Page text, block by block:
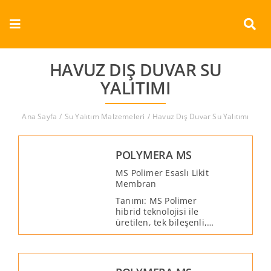
Toggle
Navigation
Kurumsal
İletişim
HAVUZ DIŞ DUVAR SU
YALITIMI
Ana Sayfa Su Yalıtım Malzemeleri Havuz Dış Duvar Su Yalıtımı
POLYMERA MS
MS Polimer Esaslı Likit
Membran
Tanımı: MS Polimer
hibrid teknolojisi ile
üretilen, tek bileşenli,
yarı akışkan sıvı halde,
dayanımlı, solvent ve
izosiyanat içermeyen,